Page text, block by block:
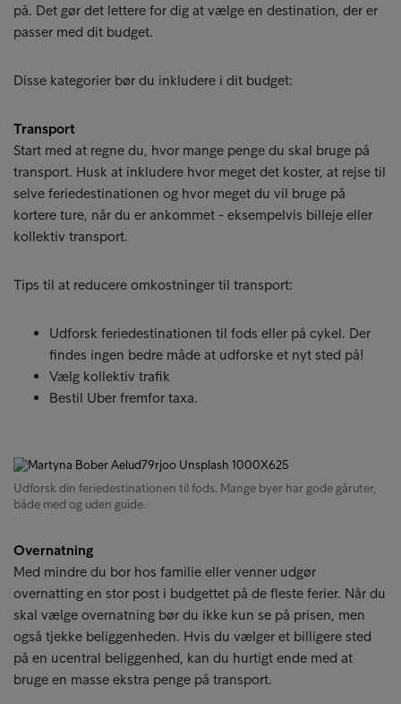
på. Det gør det lettere for dig at vælge en destination, der er
passer med dit budget.
Disse kategorier bør du inkludere i dit budget:
Transport
Start med at regne du, hvor mange penge du skal bruge på
transport. Husk at inkludere hvor meget det koster, at rejse til
selve feriedestinationen og hvor meget du vil bruge på
kortere ture, når du er ankommet - eksempelvis billeje eller
kollektiv transport.
Tips til at reducere omkostninger til transport:
Udforsk feriedestinationen til fods eller på cykel. Der
findes ingen bedre måde at udforske et nyt sted på!
Vælg kollektiv trafik
Bestil Uber fremfor taxa.
Udforsk din feriedestinationen til fods. Mange byer har gode gåruter,
både med og uden guide.
Overnatning
Med mindre du bor hos familie eller venner udgør
overnatting en stor post i budgettet på de fleste ferier. Når du
skal vælge overnatning bør du ikke kun se på prisen, men
også tjekke beliggenheden. Hvis du vælger et billigere sted
på en ucentral beliggenhed, kan du hurtigt ende med at
bruge en masse ekstra penge på transport.